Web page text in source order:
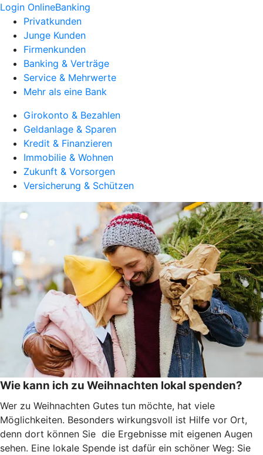
Login OnlineBanking
Privatkunden
Junge Kunden
Firmenkunden
Banking & Verträge
Service & Mehrwerte
Mehr als eine Bank
Girokonto & Bezahlen
Geldanlage & Sparen
Kredit & Finanzieren
Immobilie & Wohnen
Zukunft & Vorsorgen
Versicherung & Schützen
Wie kann ich zu Weihnachten lokal spenden?
Wer zu Weihnachten Gutes tun möchte, hat viele
Möglichkeiten. Besonders wirkungsvoll ist Hilfe vor Ort,
denn dort können Sie die Ergebnisse mit eigenen Augen
sehen. Eine lokale Spende ist dafür ein schöner Weg: Sie